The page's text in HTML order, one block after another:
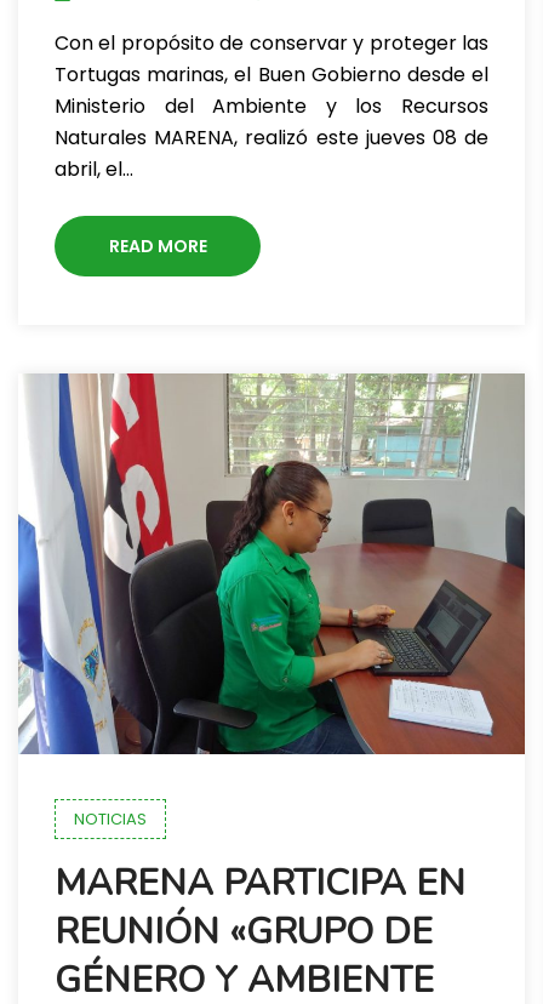
Con el propósito de conservar y proteger las
Tortugas marinas, el Buen Gobierno desde el
Ministerio del Ambiente y los Recursos
Naturales MARENA, realizó este jueves 08 de
abril, el…
READ MORE
NOTICIAS
MARENA PARTICIPA EN
REUNIÓN «GRUPO DE
GÉNERO Y AMBIENTE